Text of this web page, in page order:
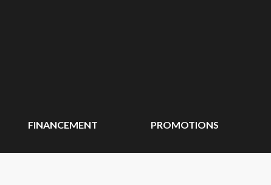
FINANCEMENT PROMOTIONS